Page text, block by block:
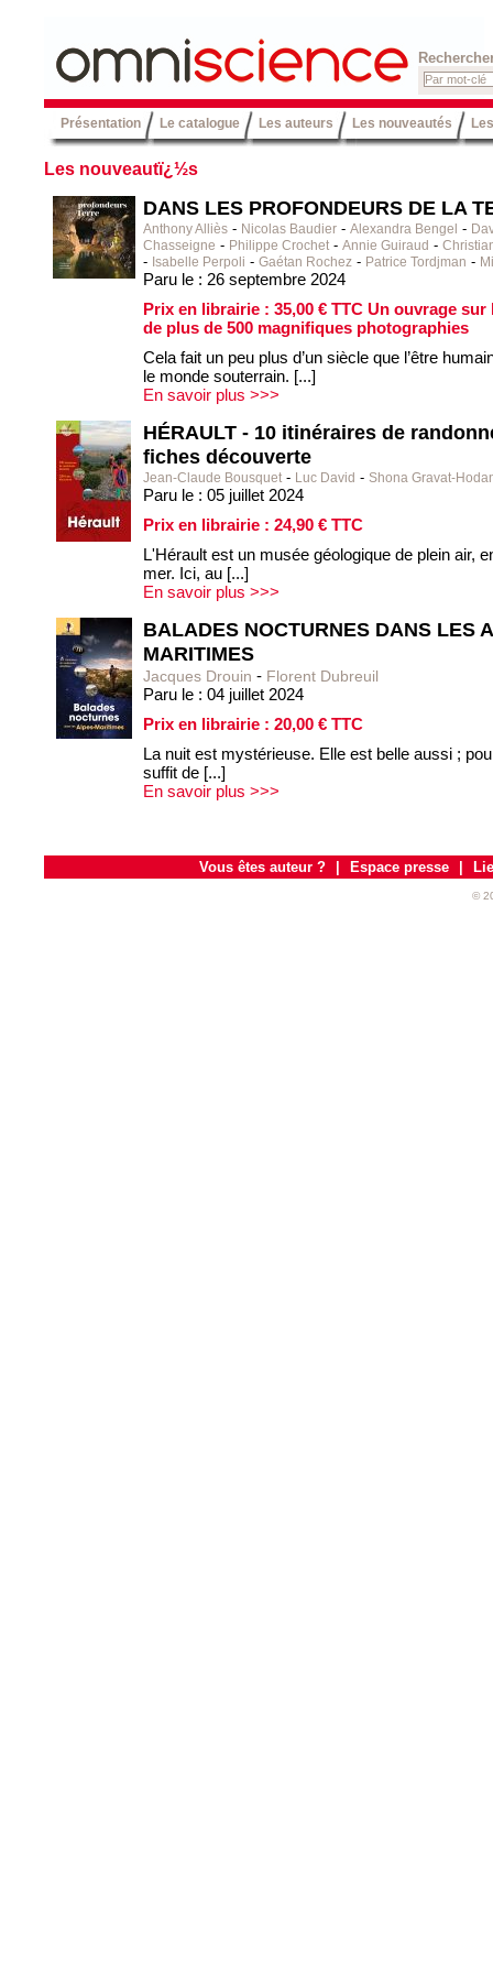
Présentation Le catalogue Les auteurs Les nouveautés אסיוול
2
מג
Les nouveautï¿½s
DANS LES PROFONDEURS DE LA
Anthony Alliès - Nicolas Baudier - Alexandra Bengel -
Chasseigne - Philippe Crochet - Annie Guiraud -
- Isabelle Perpoli - Gaétan Rochez - Patrice Tordjman -
Paru le : 26 septembre 2024
Prix en librairie : 35,00 € TTC Un ouvrage
de plus de 500 magnifiques photographies
Cela fait un peu plus d’un siècle que l’être
le monde souterrain. [...]
En savoir plus >>>
HÉRAULT - 10 itinéraires de
fiches découverte
Jean-Claude Bousquet - Luc David - Shona Gravat-
Paru le : 05 juillet 2024
Prix en librairie : 24,90 € TTC
L'Hérault est un musée géologique de plein air,
mer. Ici, au [...]
En savoir plus >>>
BALADES NOCTURNES DANS LES
MARITIMES
Jacques Drouin - Florent Dubreuil
Paru le : 04 juillet 2024
Prix en librairie : 20,00 € TTC
La nuit est mystérieuse. Elle est belle aussi ;
suffit de [...]
En savoir plus >>>
https://www.omniscience.fr/berberine-pharmacie-pfz.php
https://www.omniscience.fr/finasteride-pharmacie-pfz.php
Vous êtes auteur ? Espace presse
©